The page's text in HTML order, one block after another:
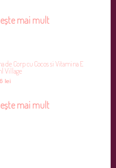
mai mult
de Corp cu Cocos si Vitamina E
Village
lei
mai mult